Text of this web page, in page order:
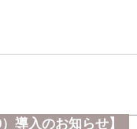
導入のお知らせ】